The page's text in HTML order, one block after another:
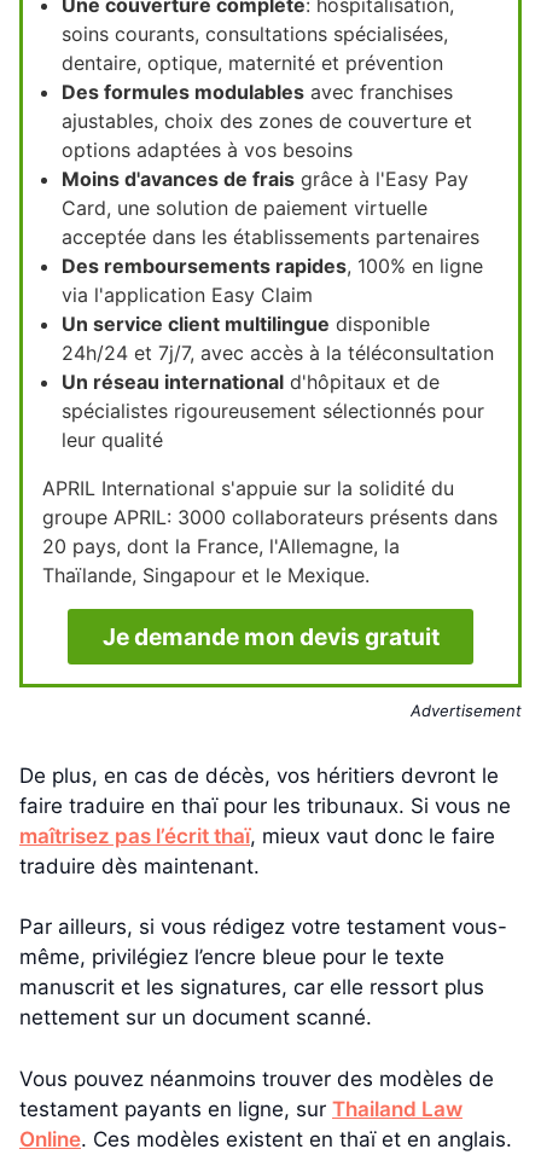
soins courants, consultations spécialisées,
dentaire, optique, maternité et prévention
Des formules modulables avec franchises
ajustables, choix des zones de couverture et
options adaptées à vos besoins
Moins d'avances de frais grâce à l'Easy Pay
Card, une solution de paiement virtuelle
acceptée dans les établissements partenaires
Des remboursements rapides, 100% en ligne
via l'application Easy Claim
Un service client multilingue disponible
24h/24 et 7j/7, avec accès à la téléconsultation
Un réseau international d'hôpitaux et de
spécialistes rigoureusement sélectionnés pour
leur qualité
APRIL International s'appuie sur la solidité du
groupe APRIL: 3000 collaborateurs présents dans
20 pays, dont la France, l'Allemagne, la
Thaïlande, Singapour et le Mexique.
Je demande mon devis gratuit
Advertisement
De plus, en cas de décès, vos héritiers devront le
faire traduire en thaï pour les tribunaux. Si vous ne
maîtrisez pas l’écrit thaï, mieux vaut donc le faire
traduire dès maintenant.
Par ailleurs, si vous rédigez votre testament vous-
même, privilégiez l’encre bleue pour le texte
manuscrit et les signatures, car elle ressort plus
nettement sur un document scanné.
Vous pouvez néanmoins trouver des modèles de
testament payants en ligne, sur Thailand Law
Online. Ces modèles existent en thaï et en anglais.